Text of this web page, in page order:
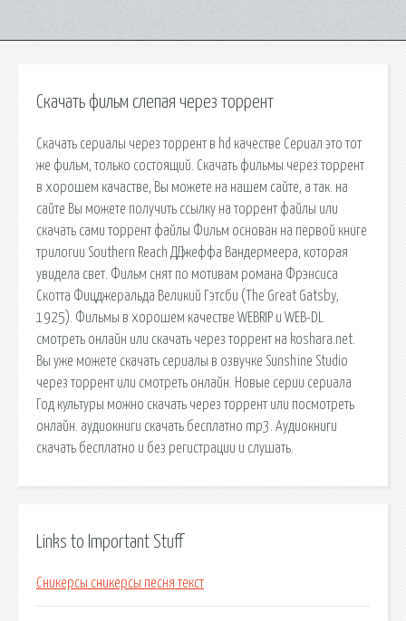
Скачать фильм слепая через торрент
Скачать сериалы через торрент в hd качестве Сериал это тот
же фильм, только состоящий. Скачать фильмы через торрент
в хорошем качастве, Вы можете на нашем сайте, а так. на
сайте Вы можете получить ссылку на торрент файлы или
скачать сами торрент файлы Фильм основан на первой книге
трилогии Southern Reach ДДжеффа Вандермеера, которая
увидела свет. Фильм снят по мотивам романа Фрэнсиса
Скотта Фицджеральда Великий Гэтсби (The Great Gatsby,
1925). Фильмы в хорошем качестве WEBRIP и WEB-DL
смотреть онлайн или скачать через торрент на koshara.net.
Вы уже можете скачать сериалы в озвучке Sunshine Studio
через торрент или смотреть онлайн. Новые серии cериала
Год культуры можно скачать через торрент или посмотреть
онлайн. аудиокниги скачать бесплатно mp3. Аудиокниги
скачать бесплатно и без регистрации и слушать.
Links to Important Stuff
Сникерсы сникерсы песня текст